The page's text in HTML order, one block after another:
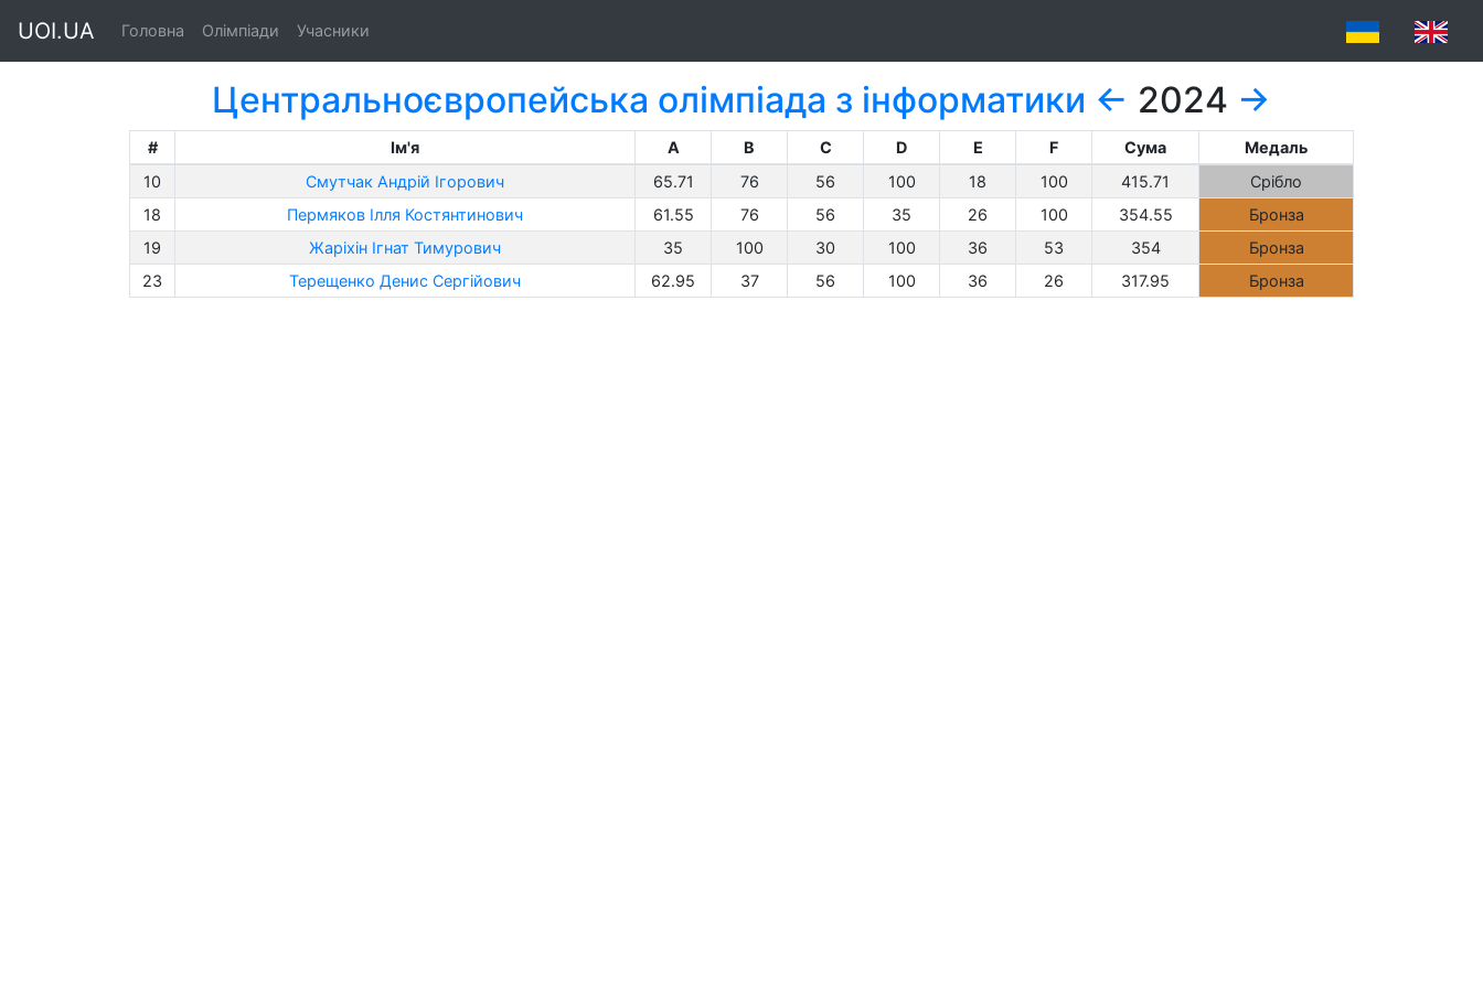
UOI.UA Головна Олімпіади Учасники
Центральноєвропейська олімпіада з інформатики ← 2024 →
# Ім'я A B C D E F Сума
Медаль
10
Смутчак Андрій Ігорович 65.71 76 56 100 18 100 415.71
Срібло
18
Пермяков Ілля Костянтинович 61.55 76 56 35 26 100 354.55
Бронза
19
Жаріхін Ігнат Тимурович 35 100 30 100 36 53 354
Бронза
23
Терещенко Денис Сергійович 62.95 37 56 100 36 26 317.95 Бронза